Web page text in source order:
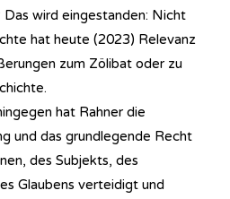
wird eingestanden: Nicht
hat heute (2023) Relevanz
zum Zölibat oder zu
hat Rahner die
und das grundlegende Recht
des Subjekts, des
Glaubens verteidigt und